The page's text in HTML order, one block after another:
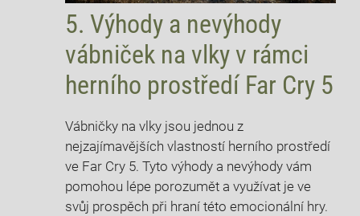
5. Výhody a nevýhody
vábniček na vlky v rámci
herního prostředí Far Cry 5
Vábničky na vlky jsou jednou z
nejzajímavějších vlastností herního prostředí
ve Far Cry 5. Tyto výhody a nevýhody vám
pomohou lépe porozumět a využívat je ve
svůj prospěch při hraní této emocionální hry.